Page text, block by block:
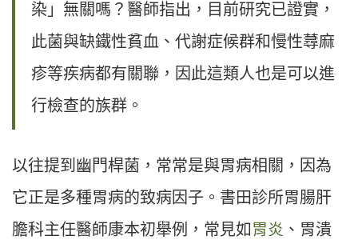
染」無關嗎？醫師指出，目前研究已證實，
此菌與缺鐵性貧血、代謝症候群和慢性蕁麻
疹等疾病都有關聯，因此這類人也是可以進
行檢查的族群。
以往提到幽門桿菌，常常是與胃病相關，因為
它正是多種胃病的致病因子。書田診所胃腸肝
膽科主任醫師康本初舉例，常見如 胃炎 、胃潰